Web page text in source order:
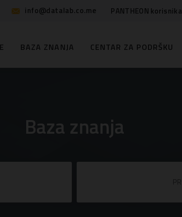
info@datalab.co.me PANTHEON korisnika
BAZA ZNANJA CENTAR ZA PODRŠKU
Baza znanja